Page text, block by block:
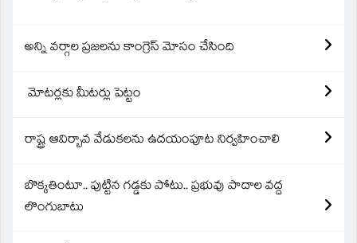
అన్ని వర్గాల ప్రజలను కాంగ్రెస్ మోసం చేసింది
మోటర్లకు మీటర్లు పెట్టం
రాష్ట్ర ఆవిర్బావ వేడుకలను ఉదయంపూట నిర్వహించాలి
బొక్కతింటూ.. పుట్టిన గడ్డకు పోటు.. ప్రభువు పాదాల వద్ద
లొంగుబాటు